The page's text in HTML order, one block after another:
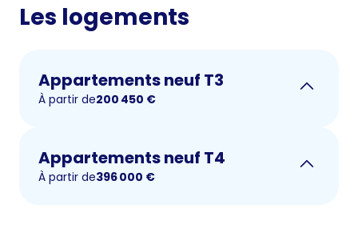
Les logements
Appartements neuf T3
À partir de200 450 €
Appartements neuf T4
À partir de396 000 €